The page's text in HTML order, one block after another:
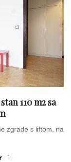
110 m2 sa
zgrade s liftom, na
1